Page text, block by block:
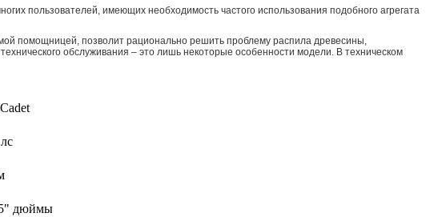
пользователей, имеющих необходимость частого использования подобного агрегата
помощницей, позволит рационально решить проблему распила древесины,
обслуживания – это лишь некоторые особенности модели. В техническом
дюймы